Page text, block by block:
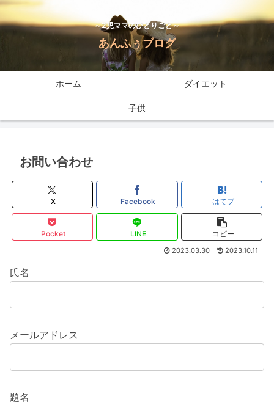
～2児ママのひとりごと～
あんふぅブログ
ホーム ダイエット
子供
お問い合わせ
X Facebook はてブ
Pocket LINE コピー
2023.03.30 2023.10.11
氏名
メールアドレス
題名